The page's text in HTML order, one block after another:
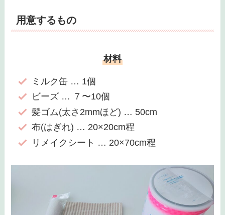
用意するもの
材料
ミルク缶 … 1個
ビーズ … ７〜10個
髪ゴム(太さ2mmほど) … 50cm
布(はぎれ) … 20×20cm程
リメイクシート … 20×70cm程